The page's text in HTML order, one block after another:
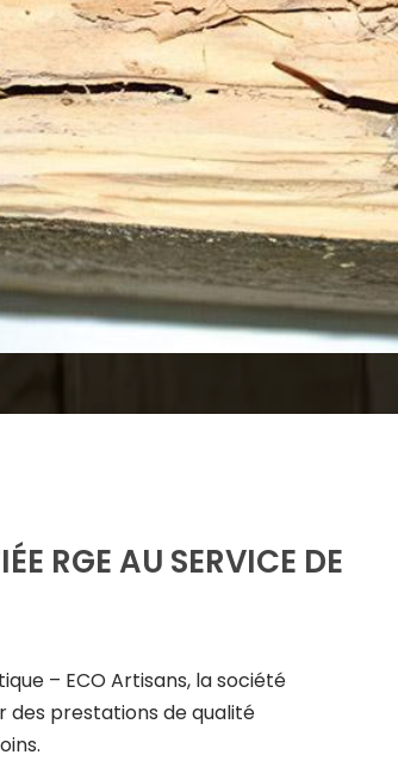
RGE AU SERVICE DE
– ECO Artisans, la société
des prestations de qualité